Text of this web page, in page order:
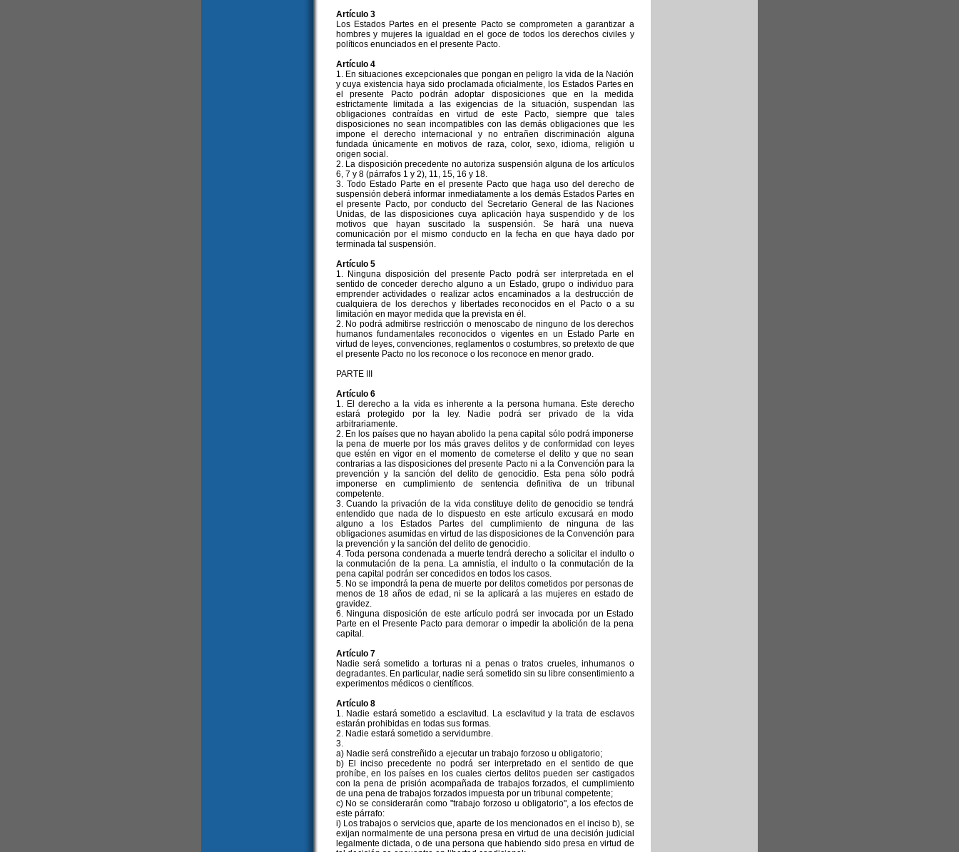
Artículo 3
Los Estados Partes en el presente Pacto se comprometen a garantizar a
hombres y mujeres la igualdad en el goce de todos los derechos civiles y
políticos enunciados en el presente Pacto.
Artículo 4
1. En situaciones excepcionales que pongan en peligro la vida de la Nación
y cuya existencia haya sido proclamada oficialmente, los Estados Partes en
el presente Pacto podrán adoptar disposiciones que en la medida
estrictamente limitada a las exigencias de la situación, suspendan las
obligaciones contraídas en virtud de este Pacto, siempre que tales
disposiciones no sean incompatibles con las demás obligaciones que les
impone el derecho internacional y no entrañen discriminación alguna
fundada únicamente en motivos de raza, color, sexo, idioma, religión u
origen social.
2. La disposición precedente no autoriza suspensión alguna de los artículos
6, 7 y 8 (párrafos 1 y 2), 11, 15, 16 y 18.
3. Todo Estado Parte en el presente Pacto que haga uso del derecho de
suspensión deberá informar inmediatamente a los demás Estados Partes en
el presente Pacto, por conducto del Secretario General de las Naciones
Unidas, de las disposiciones cuya aplicación haya suspendido y de los
motivos que hayan suscitado la suspensión. Se hará una nueva
comunicación por el mismo conducto en la fecha en que haya dado por
terminada tal suspensión.
Artículo 5
1. Ninguna disposición del presente Pacto podrá ser interpretada en el
sentido de conceder derecho alguno a un Estado, grupo o individuo para
emprender actividades o realizar actos encaminados a la destrucción de
cualquiera de los derechos y libertades reconocidos en el Pacto o a su
limitación en mayor medida que la prevista en él.
2. No podrá admitirse restricción o menoscabo de ninguno de los derechos
humanos fundamentales reconocidos o vigentes en un Estado Parte en
virtud de leyes, convenciones, reglamentos o costumbres, so pretexto de que
el presente Pacto no los reconoce o los reconoce en menor grado.
PARTE III
Artículo 6
1. El derecho a la vida es inherente a la persona humana. Este derecho
estará protegido por la ley. Nadie podrá ser privado de la vida
arbitrariamente.
2. En los países que no hayan abolido la pena capital sólo podrá imponerse
la pena de muerte por los más graves delitos y de conformidad con leyes
que estén en vigor en el momento de cometerse el delito y que no sean
contrarias a las disposiciones del presente Pacto ni a la Convención para la
prevención y la sanción del delito de genocidio. Esta pena sólo podrá
imponerse en cumplimiento de sentencia definitiva de un tribunal
competente.
3. Cuando la privación de la vida constituye delito de genocidio se tendrá
entendido que nada de lo dispuesto en este artículo excusará en modo
alguno a los Estados Partes del cumplimiento de ninguna de las
obligaciones asumidas en virtud de las disposiciones de la Convención para
la prevención y la sanción del delito de genocidio.
4. Toda persona condenada a muerte tendrá derecho a solicitar el indulto o
la conmutación de la pena. La amnistía, el indulto o la conmutación de la
pena capital podrán ser concedidos en todos los casos.
5. No se impondrá la pena de muerte por delitos cometidos por personas de
menos de 18 años de edad, ni se la aplicará a las mujeres en estado de
gravidez.
6. Ninguna disposición de este artículo podrá ser invocada por un Estado
Parte en el Presente Pacto para demorar o impedir la abolición de la pena
capital.
Artículo 7
Nadie será sometido a torturas ni a penas o tratos crueles, inhumanos o
degradantes. En particular, nadie será sometido sin su libre consentimiento a
experimentos médicos o científicos.
Artículo 8
1. Nadie estará sometido a esclavitud. La esclavitud y la trata de esclavos
estarán prohibidas en todas sus formas.
2. Nadie estará sometido a servidumbre.
3.
a) Nadie será constreñido a ejecutar un trabajo forzoso u obligatorio;
b) El inciso precedente no podrá ser interpretado en el sentido de que
prohíbe, en los países en los cuales ciertos delitos pueden ser castigados
con la pena de prisión acompañada de trabajos forzados, el cumplimiento
de una pena de trabajos forzados impuesta por un tribunal competente;
c) No se considerarán como "trabajo forzoso u obligatorio", a los efectos de
este párrafo:
i) Los trabajos o servicios que, aparte de los mencionados en el inciso b), se
exijan normalmente de una persona presa en virtud de una decisión judicial
legalmente dictada, o de una persona que habiendo sido presa en virtud de